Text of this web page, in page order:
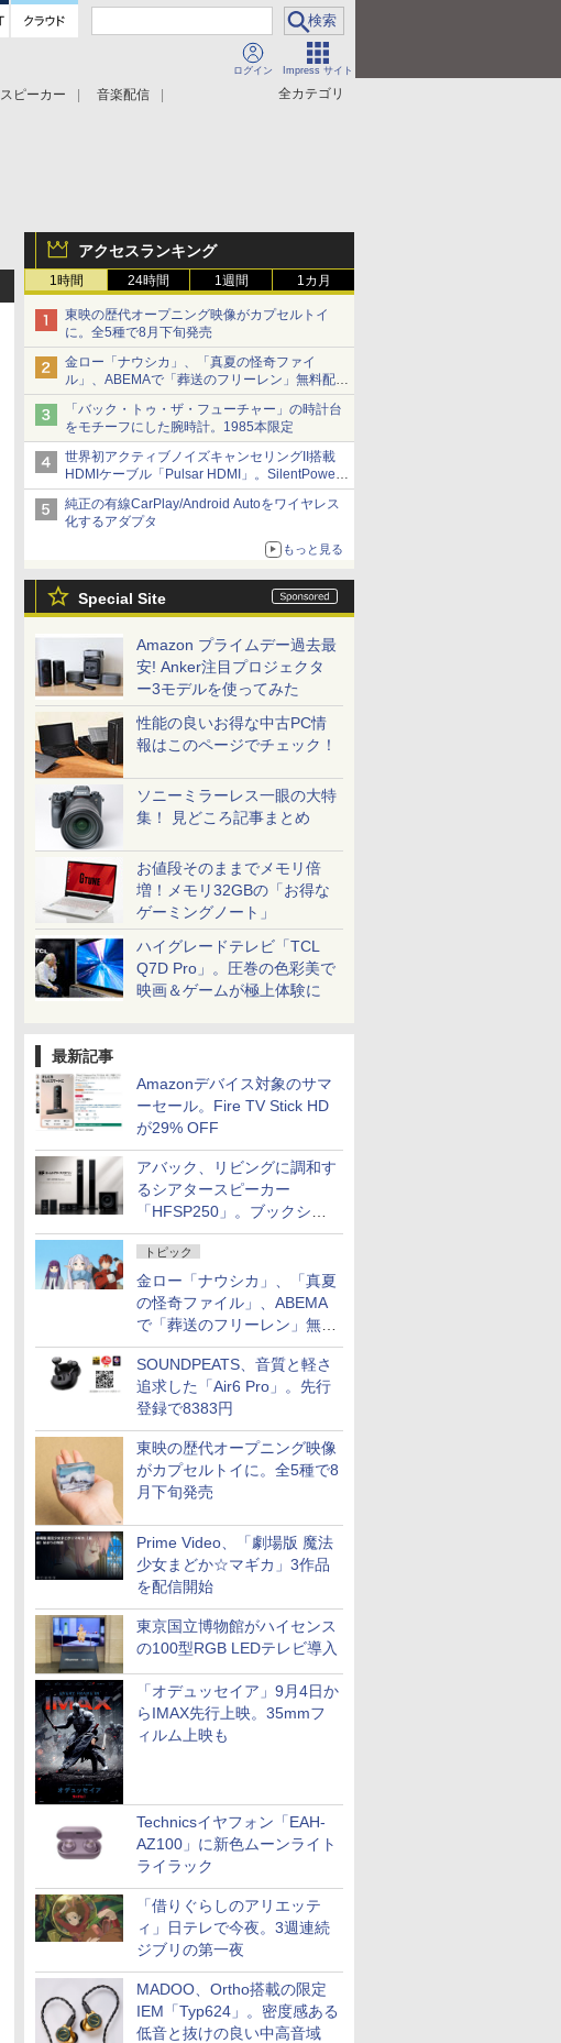
ログイン Impress サイト
全カテゴリ
スピーカー
音楽配信
アクセスランキング
1時間 24時間 1週間 1カ月
東映の歴代オープニング映像がカプセルトイ
に。全5種で8月下旬発売
金ロー「ナウシカ」、「真夏の怪奇ファイ
ル」、ABEMAで「葬送のフリーレン」無料配信
など。夏の特番・配信情報
「バック・トゥ・ザ・フューチャー」の時計台
をモチーフにした腕時計。1985本限定
世界初アクティブノイズキャンセリングII搭載
HDMIケーブル「Pulsar HDMI」。SilentPower
から
純正の有線CarPlay/Android Autoをワイヤレス
化するアダプタ
もっと見る
Special Site
Amazon プライムデー過去最
安! Anker注目プロジェクタ
ー3モデルを使ってみた
性能の良いお得な中古PC情
報はこのページでチェック！
ソニーミラーレス一眼の大特
集！ 見どころ記事まとめ
お値段そのままでメモリ倍
増！メモリ32GBの「お得な
ゲーミングノート」
ハイグレードテレビ「TCL
Q7D Pro」。圧巻の色彩美で
映画＆ゲームが極上体験に
最新記事
Amazonデバイス対象のサマ
ーセール。Fire TV Stick HD
が29% OFF
アバック、リビングに調和す
るシアタースピーカー
「HFSP250」。ブックシェ
ルフはペア3万円以下
トピック
金ロー「ナウシカ」、「真夏
の怪奇ファイル」、ABEMA
で「葬送のフリーレン」無料
配信など。夏の特番・配信情
報
SOUNDPEATS、音質と軽さ
追求した「Air6 Pro」。先行
登録で8383円
東映の歴代オープニング映像
がカプセルトイに。全5種で8
月下旬発売
Prime Video、「劇場版 魔法
少女まどか☆マギカ」3作品
を配信開始
東京国立博物館がハイセンス
の100型RGB LEDテレビ導入
「オデュッセイア」9月4日か
らIMAX先行上映。35mmフ
ィルム上映も
Technicsイヤフォン「EAH-
AZ100」に新色ムーンライト
ライラック
「借りぐらしのアリエッテ
ィ」日テレで今夜。3週連続
ジブリの第一夜
MADOO、Ortho搭載の限定
IEM「Typ624」。密度感ある
低音と抜けの良い中高音域